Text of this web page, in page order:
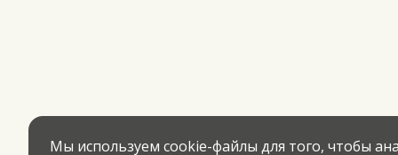
Мы используем cookie-файлы для того, чтобы